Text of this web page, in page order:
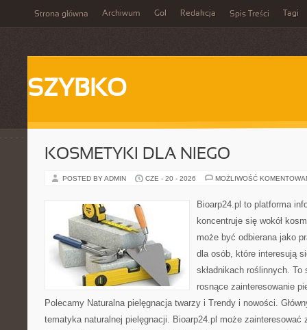
Strona główna Archiwum Gol Redakcja Spis Treści Tagi
SZYBKO
KOSMETYKI DLA NIEGO
POSTED BY ADMIN CZE - 20 - 2026 MOŻLIWOŚĆ
Bioarp24.pl to platforma
koncentruje się wokół
może być odbierana jako
dla osób, które interesują
składnikach roślinnych.
rosnące zainteresowanie
Polecamy Naturalna pielęgnacja twarzy i Trendy i nowości.
tematyka naturalnej pielęgnacji. Bioarp24.pl może zainteresować